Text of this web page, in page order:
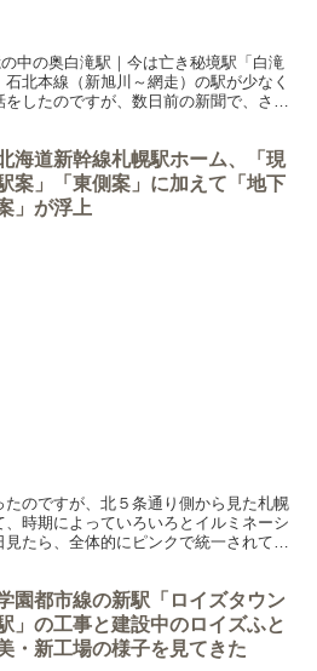
中の奥白滝駅｜今は亡き秘境駅「白滝
北本線（新旭川～網走）の駅が少なく
したのですが、数日前の新聞で、さら
海道新幹線札幌駅ホーム、「現
案」「東側案」に加えて「地下
」が浮上
のですが、北５条通り側から見た札幌
時期によっていろいろとイルミネーシ
見たら、全体的にピンクで統一されてい
園都市線の新駅「ロイズタウン
」の工事と建設中のロイズふと
・新工場の様子を見てきた